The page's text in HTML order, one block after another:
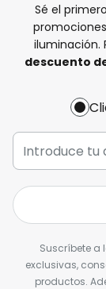
Sé el
iluminación.
descuento
Suscríbete a
exclusivas,
productos.